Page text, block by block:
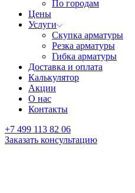
По городам
Цены
Услуги
Скупка арматуры
Резка арматуры
Гибка арматуры
Доставка и оплата
Калькулятор
Акции
О нас
Контакты
+7 499 113 82 06
Заказать консультацию